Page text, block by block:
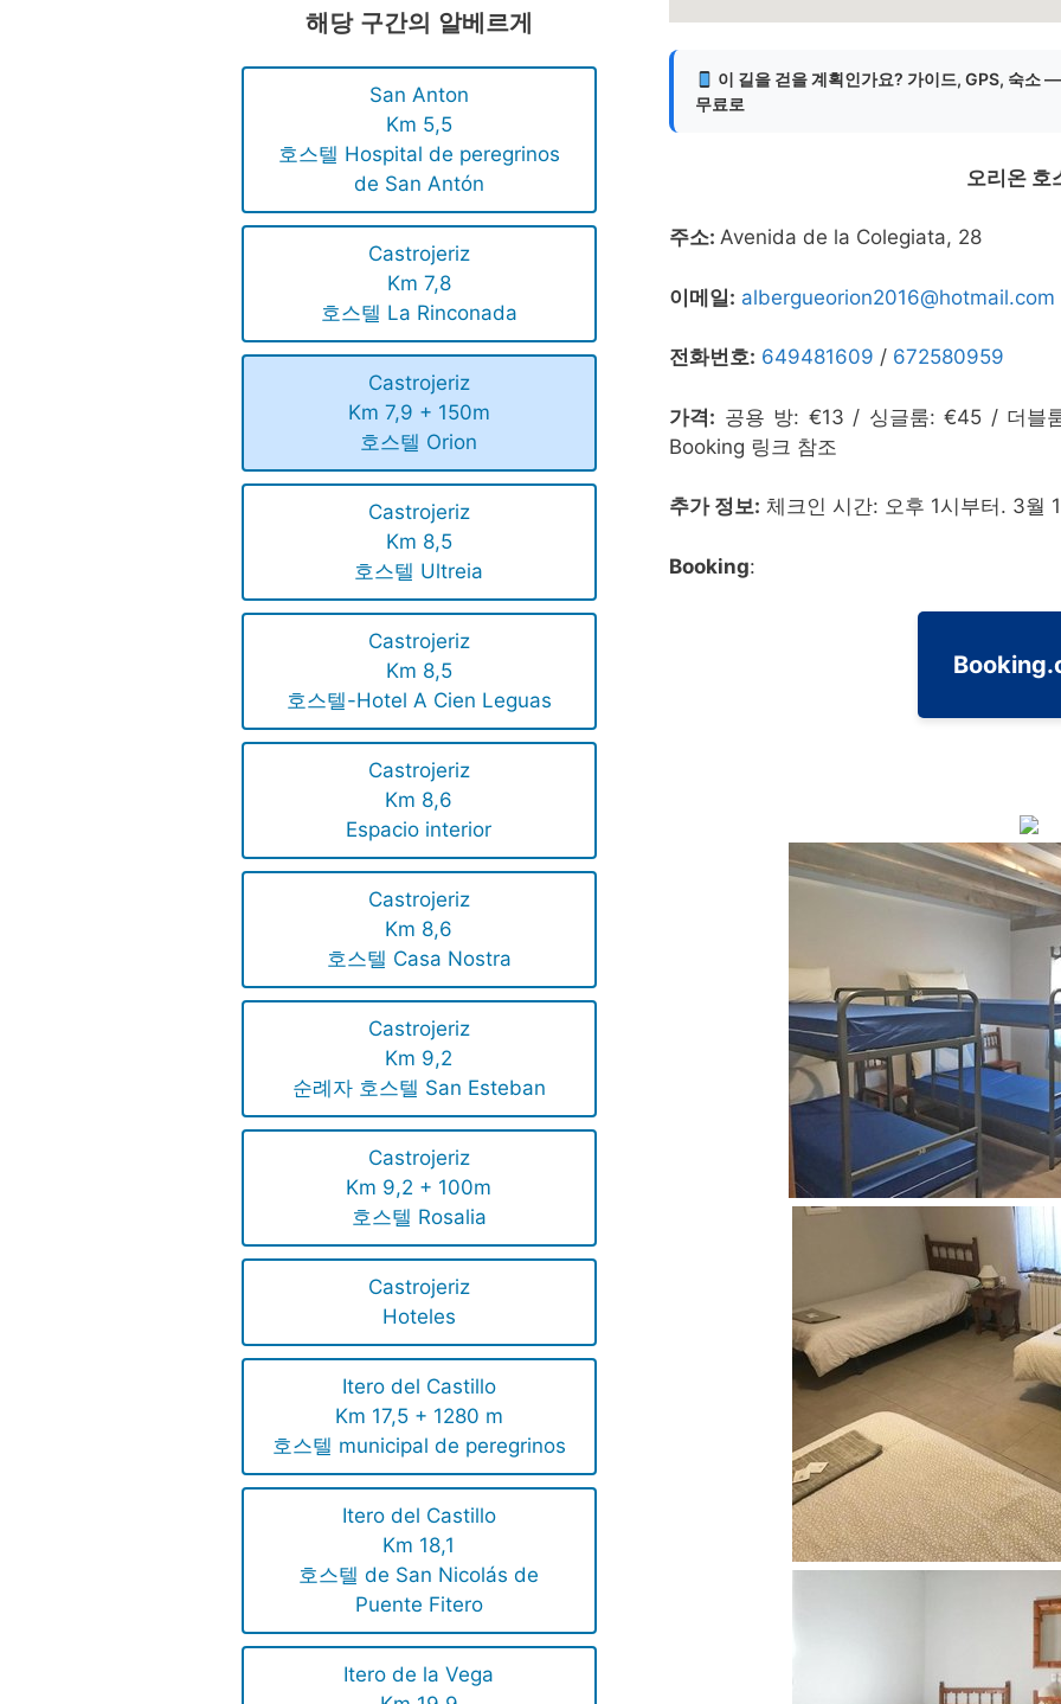
해당 구간의 알베르게
San Anton
Km 5,5
호스텔 Hospital de peregrinos
de San Antón
Castrojeriz
Km 7,8
호스텔 La Rinconada
Castrojeriz
Km 7,9 + 150m
호스텔 Orion
Castrojeriz
Km 8,5
호스텔 Ultreia
Castrojeriz
Km 8,5
호스텔-Hotel A Cien Leguas
Castrojeriz
Km 8,6
Espacio interior
Castrojeriz
Km 8,6
호스텔 Casa Nostra
Castrojeriz
Km 9,2
순례자 호스텔 San Esteban
Castrojeriz
Km 9,2 + 100m
호스텔 Rosalia
Castrojeriz
Hoteles
Itero del Castillo
Km 17,5 + 1280 m
호스텔 municipal de peregrinos
Itero del Castillo
Km 18,1
호스텔 de San Nicolás de
Puente Fitero
Itero de la Vega
이 길을 걷을 계획인가요? 가이드, GPS, 숙소
무료로
오리온 호
주소:Avenida de la Colegiata, 28
이메일: albergueorion2016@hotmail.com
전화번호: 649481609 / 672580959
가격: 공용 방: €13 / 싱글룸: €45 / 더블
Booking 링크 참조
추가 정보: 체크인 시간: 오후 1시부터. 3월
Booking: